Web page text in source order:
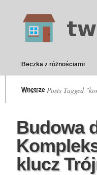
Beczka z różnościami
Wnętrze
Home» Posts Tagged
Budowa
klucz